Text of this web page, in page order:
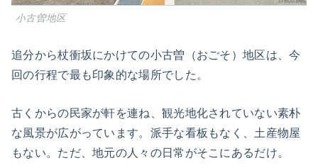
小古曽地区
追分から杖衝坂にかけての小古曽（おごそ）地区は、今
回の行程で最も印象的な場所でした。
古くからの民家が軒を連ね、観光地化されていない素朴
な風景が広がっています。派手な看板もなく、土産物屋
もない。ただ、地元の人々の日常がそこにあるだけ。